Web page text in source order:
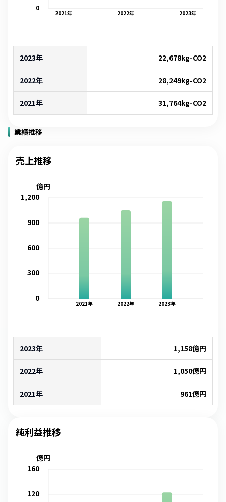
2021年 2022年 2023年
0
2023年 22,678kg-CO2
2022年 28,249kg-CO2
2021年 31,764kg-CO2
業績推移
売上推移
2021年 2022年 2023年
0
300
600
900
1,200
億円
2023年 1,158億円
2022年 1,050億円
2021年 961億円
純利益推移
120
160
億円